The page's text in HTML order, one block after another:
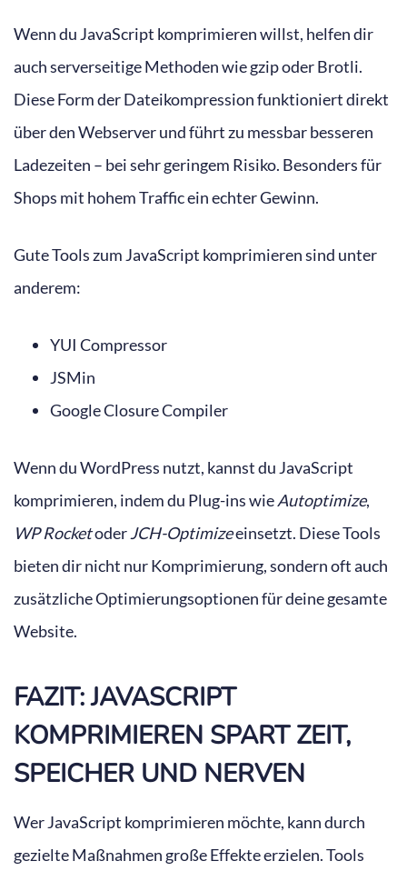
Wenn du JavaScript komprimieren willst, helfen dir
auch serverseitige Methoden wie gzip oder Brotli.
Diese Form der Dateikompression funktioniert direkt
über den Webserver und führt zu messbar besseren
Ladezeiten – bei sehr geringem Risiko. Besonders für
Shops mit hohem Traffic ein echter Gewinn.
Gute Tools zum JavaScript komprimieren sind unter
anderem:
YUI Compressor
JSMin
Google Closure Compiler
Wenn du WordPress nutzt, kannst du JavaScript
komprimieren, indem du Plug-ins wieAutoptimize,
WP RocketoderJCH-Optimizeeinsetzt. Diese Tools
bieten dir nicht nur Komprimierung, sondern oft auch
zusätzliche Optimierungsoptionen für deine gesamte
Website.
FAZIT: JAVASCRIPT
KOMPRIMIEREN SPART ZEIT,
SPEICHER UND NERVEN
Wer JavaScript komprimieren möchte, kann durch
gezielte Maßnahmen große Effekte erzielen. Tools